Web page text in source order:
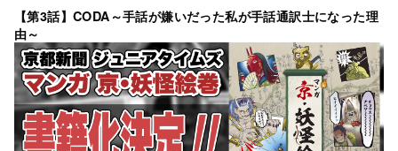
【第3話】CODA～手話が嫌いだった私が手話通訳士になった理
由～